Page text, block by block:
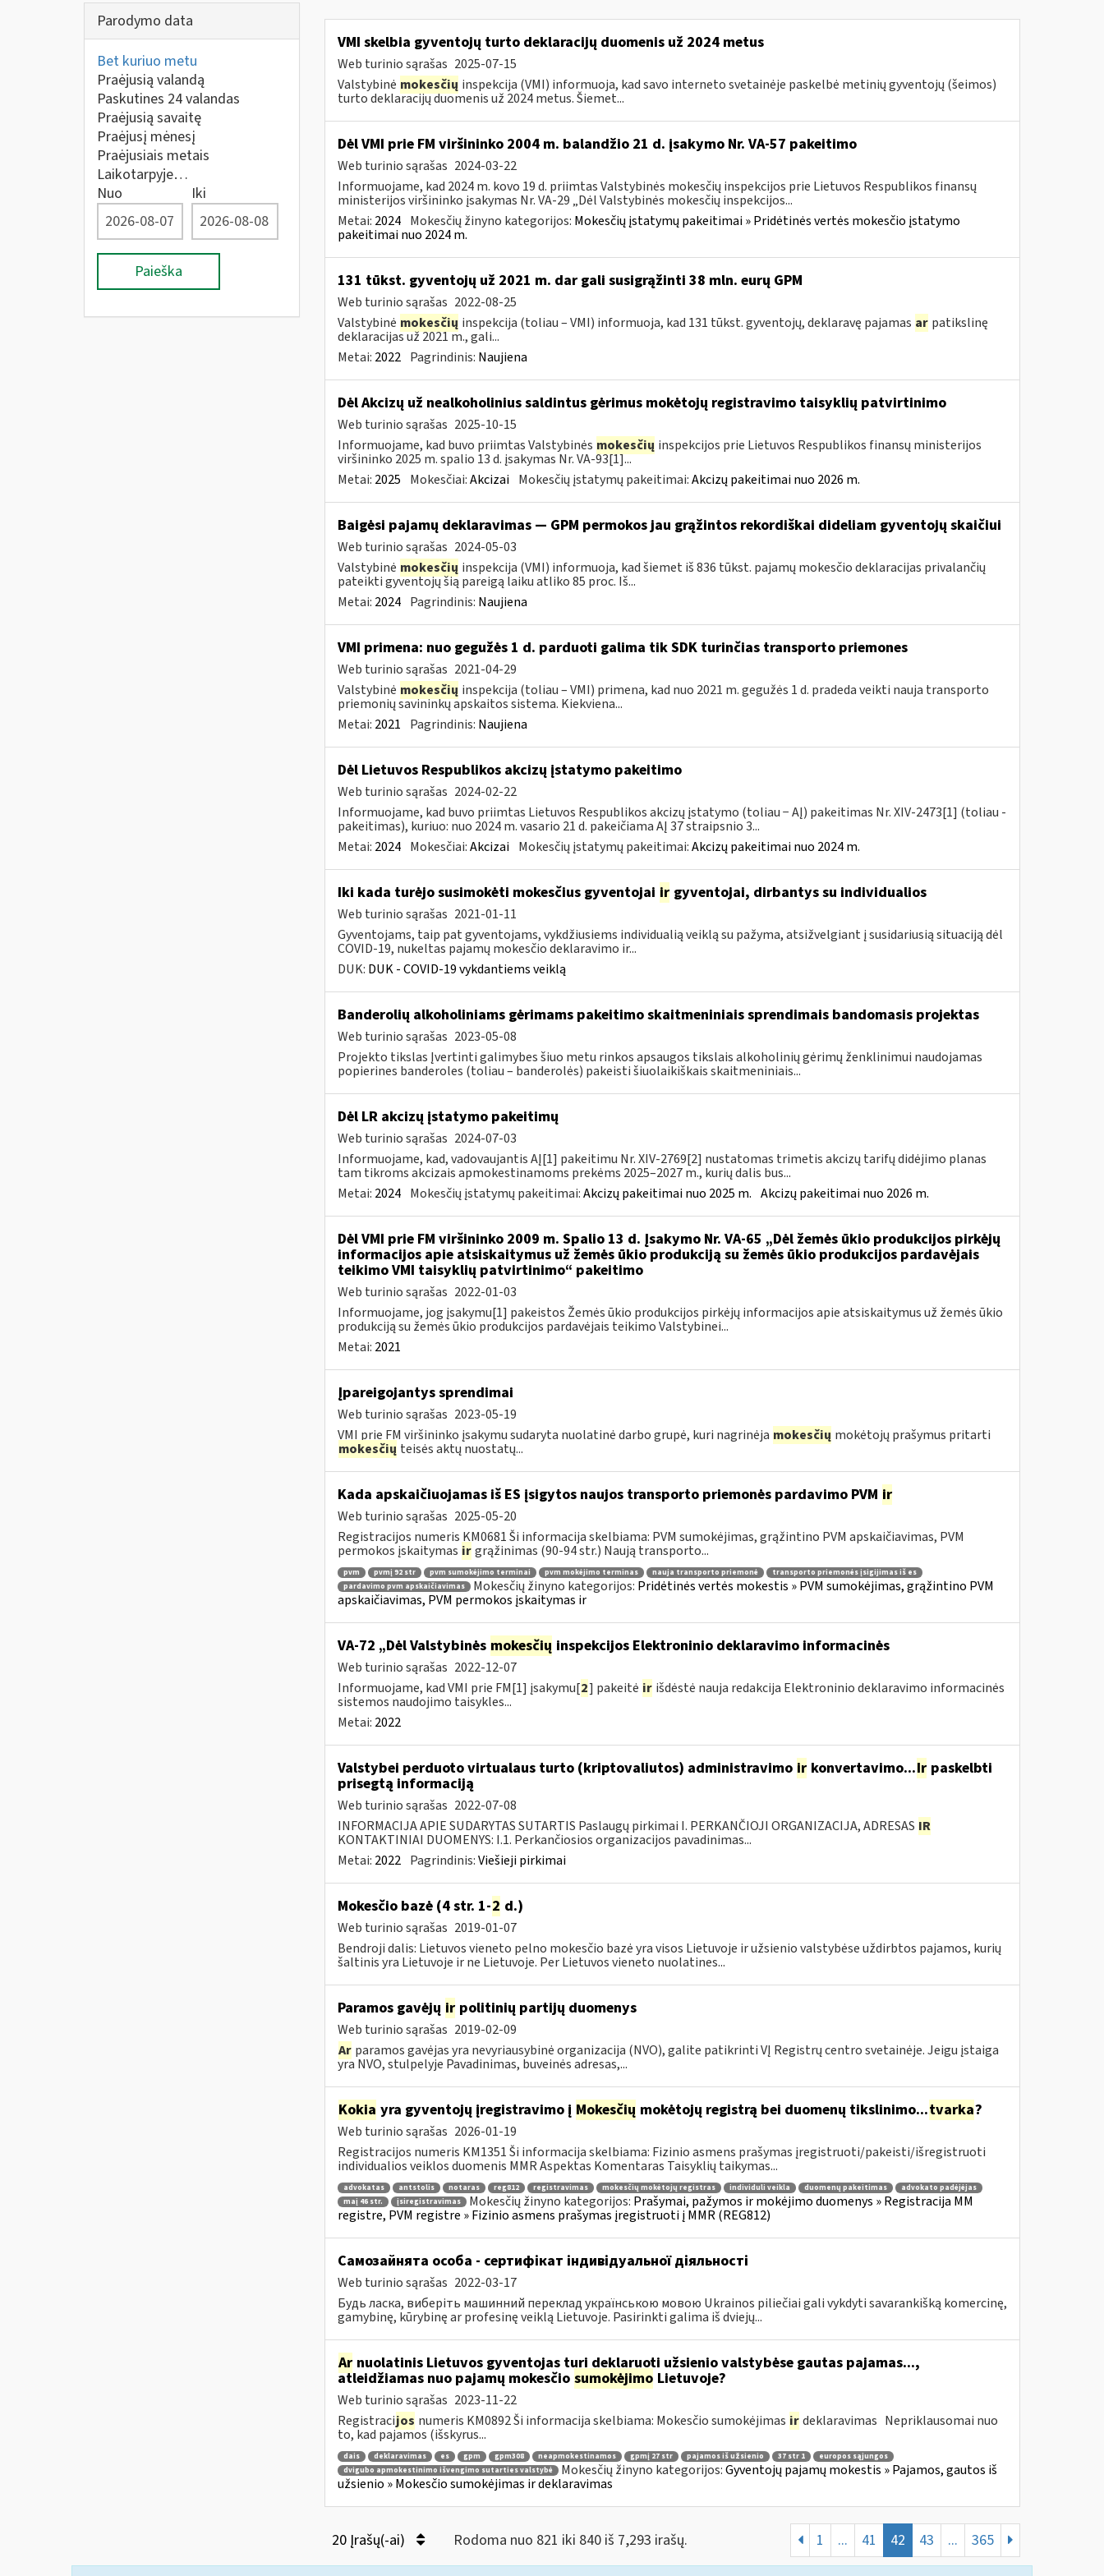
Parodymo data
Bet kuriuo metu
Praėjusią valandą
Paskutines 24 valandas
Praėjusią savaitę
Praėjusį mėnesį
Praėjusiais metais
Laikotarpyje…
Nuo
Iki
Paieška
VMI skelbia gyventojų turto deklaracijų duomenis už 2024 metus
Web turinio sąrašas 2025-07-15
Valstybinė mokesčių inspekcija (VMI) informuoja, kad savo interneto svetainėje paskelbė metinių gyventojų (šeimos)
turto deklaracijų duomenis už 2024 metus. Šiemet...
Dėl VMI prie FM viršininko 2004 m. balandžio 21 d. įsakymo Nr. VA-57 pakeitimo
Web turinio sąrašas 2024-03-22
Informuojame, kad 2024 m. kovo 19 d. priimtas Valstybinės mokesčių inspekcijos prie Lietuvos Respublikos finansų
ministerijos viršininko įsakymas Nr. VA-29 „Dėl Valstybinės mokesčių inspekcijos...
Metai: 2024 Mokesčių žinyno kategorijos: Mokesčių įstatymų pakeitimai » Pridėtinės vertės mokesčio įstatymo
pakeitimai nuo 2024 m.
131 tūkst. gyventojų už 2021 m. dar gali susigrąžinti 38 mln. eurų GPM
Web turinio sąrašas 2022-08-25
Valstybinė mokesčių inspekcija (toliau – VMI) informuoja, kad 131 tūkst. gyventojų, deklaravę pajamas ar patikslinę
deklaracijas už 2021 m., gali...
Metai: 2022 Pagrindinis: Naujiena
Dėl Akcizų už nealkoholinius saldintus gėrimus mokėtojų registravimo taisyklių patvirtinimo
Web turinio sąrašas 2025-10-15
Informuojame, kad buvo priimtas Valstybinės mokesčių inspekcijos prie Lietuvos Respublikos finansų ministerijos
viršininko 2025 m. spalio 13 d. įsakymas Nr. VA-93[1]...
Metai: 2025 Mokesčiai:Akcizai Mokesčių įstatymų pakeitimai:Akcizų pakeitimai nuo 2026 m.
Baigėsi pajamų deklaravimas — GPM permokos jau grąžintos rekordiškai dideliam gyventojų skaičiui
Web turinio sąrašas 2024-05-03
Valstybinė mokesčių inspekcija (VMI) informuoja, kad šiemet iš 836 tūkst. pajamų mokesčio deklaracijas privalančių
pateikti gyventojų šią pareigą laiku atliko 85 proc. Iš...
Metai: 2024 Pagrindinis: Naujiena
VMI primena: nuo gegužės 1 d. parduoti galima tik SDK turinčias transporto priemones
Web turinio sąrašas 2021-04-29
Valstybinė mokesčių inspekcija (toliau – VMI) primena, kad nuo 2021 m. gegužės 1 d. pradeda veikti nauja transporto
priemonių savininkų apskaitos sistema. Kiekviena...
Metai: 2021 Pagrindinis: Naujiena
Dėl Lietuvos Respublikos akcizų įstatymo pakeitimo
Web turinio sąrašas 2024-02-22
Informuojame, kad buvo priimtas Lietuvos Respublikos akcizų įstatymo (toliau − AĮ) pakeitimas Nr. XIV-2473[1] (toliau -
pakeitimas), kuriuo: nuo 2024 m. vasario 21 d. pakeičiama AĮ 37 straipsnio 3...
Metai: 2024 Mokesčiai:Akcizai Mokesčių įstatymų pakeitimai:Akcizų pakeitimai nuo 2024 m.
Iki kada turėjo susimokėti mokesčius gyventojai irgyventojai, dirbantys su individualios
Web turinio sąrašas 2021-01-11
Gyventojams, taip pat gyventojams, vykdžiusiems individualią veiklą su pažyma, atsižvelgiant į susidariusią situaciją dėl
COVID-19, nukeltas pajamų mokesčio deklaravimo ir...
DUK: DUK - COVID-19 vykdantiems veiklą
Banderolių alkoholiniams gėrimams pakeitimo skaitmeniniais sprendimais bandomasis projektas
Web turinio sąrašas 2023-05-08
Projekto tikslas Įvertinti galimybes šiuo metu rinkos apsaugos tikslais alkoholinių gėrimų ženklinimui naudojamas
popierines banderoles (toliau – banderolės) pakeisti šiuolaikiškais skaitmeniniais...
Dėl LR akcizų įstatymo pakeitimų
Web turinio sąrašas 2024-07-03
Informuojame, kad, vadovaujantis AĮ[1] pakeitimu Nr. XIV-2769[2] nustatomas trimetis akcizų tarifų didėjimo planas
tam tikroms akcizais apmokestinamoms prekėms 2025–2027 m., kurių dalis bus...
Metai: 2024 Mokesčių įstatymų pakeitimai:Akcizų pakeitimai nuo 2025 m. Akcizų pakeitimai nuo 2026 m.
Dėl VMI prie FM viršininko 2009 m. Spalio 13 d. Įsakymo Nr. VA-65 „Dėl žemės ūkio produkcijos pirkėjų
informacijos apie atsiskaitymus už žemės ūkio produkciją su žemės ūkio produkcijos pardavėjais
teikimo VMI taisyklių patvirtinimo“ pakeitimo
Web turinio sąrašas 2022-01-03
Informuojame, jog įsakymu[1] pakeistos Žemės ūkio produkcijos pirkėjų informacijos apie atsiskaitymus už žemės ūkio
produkciją su žemės ūkio produkcijos pardavėjais teikimo Valstybinei...
Metai: 2021
Įpareigojantys sprendimai
Web turinio sąrašas 2023-05-19
VMI prie FM viršininko įsakymu sudaryta nuolatinė darbo grupė, kuri nagrinėja mokesčių mokėtojų prašymus pritarti
mokesčių teisės aktų nuostatų...
Kada apskaičiuojamas iš ES įsigytos naujos transporto priemonės pardavimo PVM ir
Web turinio sąrašas 2025-05-20
Registracijos numeris KM0681 Ši informacija skelbiama: PVM sumokėjimas, grąžintino PVM apskaičiavimas, PVM
permokos įskaitymas ir grąžinimas (90-94 str.) Naują transporto...
pvm pvmį 92 str pvm sumokėjimo terminai pvm mokėjimo terminas nauja transporto priemonė
transporto priemonės įsigijimas iš es
pardavimo pvm apskaičiavimas
Mokesčių žinyno kategorijos: Pridėtinės vertės mokestis » PVM sumokėjimas, grąžintino PVM
apskaičiavimas, PVM permokos įskaitymas ir
VA-72 „Dėl Valstybinės mokesčių inspekcijos Elektroninio deklaravimo informacinės
Web turinio sąrašas 2022-12-07
Informuojame, kad VMI prie FM[1] įsakymu[2] pakeitė ir išdėstė nauja redakcija Elektroninio deklaravimo informacinės
sistemos naudojimo taisykles...
Metai: 2022
Valstybei perduoto virtualaus turto (kriptovaliutos) administravimo irkonvertavimo...Irpaskelbti
prisegtą informaciją
Web turinio sąrašas 2022-07-08
INFORMACIJA APIE SUDARYTAS SUTARTIS Paslaugų pirkimai I. PERKANČIOJI ORGANIZACIJA, ADRESAS IR
KONTAKTINIAI DUOMENYS: I.1. Perkančiosios organizacijos pavadinimas...
Metai: 2022 Pagrindinis:Viešieji pirkimai
Mokesčio bazė (4 str. 1-2 d.)
Web turinio sąrašas 2019-01-07
Bendroji dalis: Lietuvos vieneto pelno mokesčio bazė yra visos Lietuvoje ir užsienio valstybėse uždirbtos pajamos, kurių
šaltinis yra Lietuvoje ir ne Lietuvoje. Per Lietuvos vieneto nuolatines...
Paramos gavėjų irpolitinių partijų duomenys
Web turinio sąrašas 2019-02-09
Ar paramos gavėjas yra nevyriausybinė organizacija (NVO), galite patikrinti VĮ Registrų centro svetainėje. Jeigu įstaiga
yra NVO, stulpelyje Pavadinimas, buveinės adresas,...
Kokia yra gyventojų įregistravimo į Mokesčių mokėtojų registrą bei duomenų tikslinimo...tvarka?
Web turinio sąrašas 2026-01-19
Registracijos numeris KM1351 Ši informacija skelbiama: Fizinio asmens prašymas įregistruoti/pakeisti/išregistruoti
individualios veiklos duomenis MMR Aspektas Komentaras Taisyklių taikymas...
advokatas antstolis notaras reg812 registravimas mokesčių mokėtojų registras individuli veikla duomenų pakeitimas
advokato padėjėjas
maį 46 str.
įsiregistravimas Mokesčių žinyno kategorijos: Prašymai, pažymos ir mokėjimo duomenys » Registracija MM
registre, PVM registre » Fizinio asmens prašymas įregistruoti į MMR (REG812)
Самозайнята особа - сертифікат індивідуальної діяльності
Web turinio sąrašas 2022-03-17
Будь ласка, виберіть машинний переклад українською мовою Ukrainos piliečiai gali vykdyti savarankišką komercinę,
gamybinę, kūrybinę ar profesinę veiklą Lietuvoje. Pasirinkti galima iš dviejų...
Arnuolatinis Lietuvos gyventojas turi deklaruoti užsienio valstybėse gautas pajamas...,
atleidžiamas nuo pajamų mokesčio sumokėjimo Lietuvoje?
Web turinio sąrašas 2023-11-22
Registracijos numeris KM0892 Ši informacija skelbiama: Mokesčio sumokėjimas ir deklaravimas Nepriklausomai nuo
to, kad pajamos (išskyrus...
dais deklaravimas es gpm gpm308 neapmokestinamos gpmį 27 str pajamos iš užsienio 37 str 1
europos sąjungos
dvigubo apmokestinimo išvengimo sutarties valstybė
Mokesčių žinyno kategorijos:Gyventojų pajamų mokestis » Pajamos, gautos iš
užsienio » Mokesčio sumokėjimas ir deklaravimas
20 Įrašų(-ai) Rodoma nuo 821 iki 840 iš 7,293 irašų. 1 ... 41 42 43 ... 365